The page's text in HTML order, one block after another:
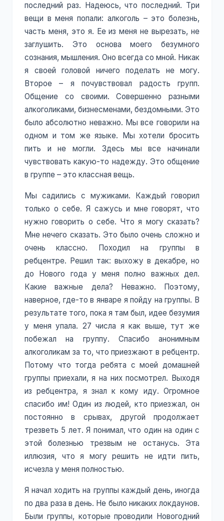
последний раз. Надеюсь, что последний. Три
вещи в меня попали: алкоголь – это болезнь,
часть меня, это я. Ее из меня не вырезать, не
заглушить. Это основа моего безумного
сознания, мышления. Оно всегда со мной. Никак
я своей головой ничего поделать не могу.
Второе – я почувствовал радость групп.
Общение со своими. Совершенно разными
алкоголиками, бизнесменами, бездомными. Это
было абсолютно неважно. Мы все говорили на
одном и том же языке. Мы хотели бросить
пить и не могли. Здесь мы все начинали
чувствовать какую-то надежду. Это общение
в группе – это классная вещь.
Мы садились с мужиками. Каждый говорил
только о себе. Я сажусь и мне говорят, что
нужно говорить о себе. Что я могу сказать?
Мне нечего сказать. Это было очень сложно и
очень классно. Походил на группы в
ребцентре. Решил так: выхожу в декабре, но
до Нового года у меня полно важных дел.
Какие важные дела? Неважно. Поэтому,
наверное, где-то в январе я пойду на группы. В
результате того, пока я там был, идее безумия
у меня упала. 27 числа я как выше, тут же
побежал на группу. Спасибо анонимным
алкоголикам за то, что приезжают в ребцентр.
Потому что тогда ребята с моей домашней
группы приехали, я на них посмотрел. Выходя
из ребцентра, я знал к кому иду. Огромное
спасибо им! Один из людей, кто приезжал, он
постоянно в срывах, другой продолжает
трезветь 5 лет. Я понимал, что один на один с
этой болезнью трезвым не останусь. Эта
иллюзия, что я могу решить не идти пить,
исчезла у меня полностью.
Я начал ходить на группы каждый день, иногда
по два раза в день. Не было никаких локдаунов.
Были группы, которые проводили Новогодний